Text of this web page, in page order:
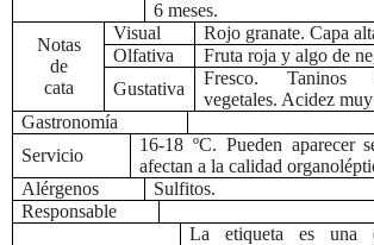
6 meses.
Notas
de
cata
Visual
Rojo granate. Capa
Olfativa
Fruta roja y algo de
Gustativa
Fresco. Taninos
vegetales. Acidez
Gastronomía
Servicio
16-18 ºC. Pueden aparecer
afectan a la calidad
Alérgenos
Sulfitos.
Responsable
La etiqueta es una